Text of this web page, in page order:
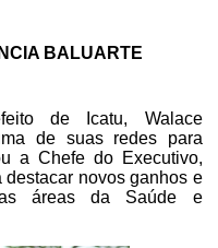
BALUARTE
de Icatu, Walace
de suas redes para
a Chefe do Executivo,
destacar novos ganhos e
áreas da Saúde e